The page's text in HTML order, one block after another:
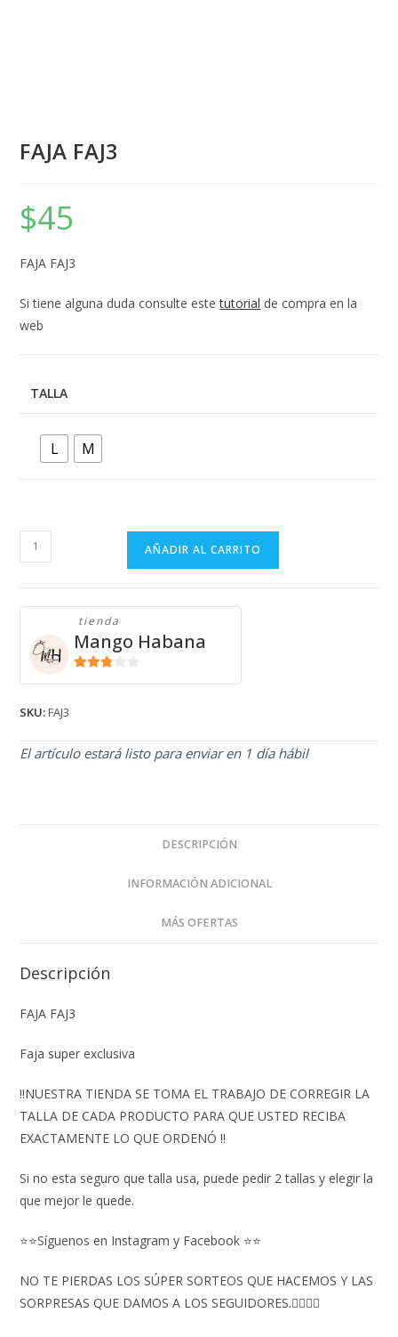
FAJA FAJ3
$45
FAJA FAJ3
Si tiene alguna duda consulte estetutorial de compra en la
web
TALLA
L M
FAJA
FAJ3
AÑADIR AL CARRITO
tienda
Mango Habana
SKU:FAJ3
El artículo estará listo para enviar en 1 día hábil
DESCRIPCIÓN
INFORMACIÓN ADICIONAL
MÁS OFERTAS
Descripción
FAJA FAJ3
Faja super exclusiva
‼️NUESTRA TIENDA SE TOMA EL TRABAJO DE CORREGIR LA
TALLA DE CADA PRODUCTO PARA QUE USTED RECIBA
EXACTAMENTE LO QUE ORDENÓ ‼️
Si no esta seguro que talla usa, puede pedir 2 tallas y elegir la
que mejor le quede.
⭐⭐Síguenos en Instagram y Facebook ⭐⭐
NO TE PIERDAS LOS SÚPER SORTEOS QUE HACEMOS Y LAS
SORPRESAS QUE DAMOS A LOS SEGUIDORES.👇🏻👇🏻